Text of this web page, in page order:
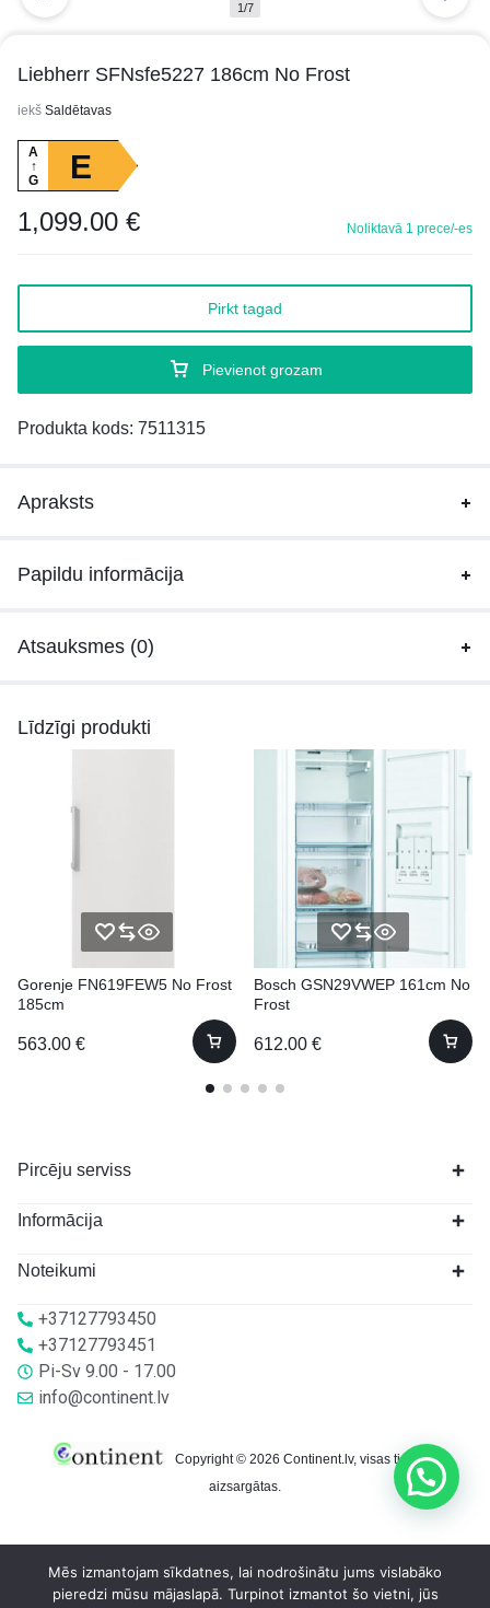
1/7
Liebherr SFNsfe5227 186cm No Frost
iekš Saldētavas
A
↑
G
E
1,099.00 € Noliktavā 1 prece/-es
Pievienot grozam
Pirkt tagad
Produkta kods: 7511315
Apraksts
Papildu informācija
Atsauksmes (0)
Līdzīgi produkti
Gorenje FN619FEW5 No Frost
185cm
563.00 €
Bosch GSN29VWEP 161cm No
Frost
612.00 €
Pircēju serviss
Informācija
Noteikumi
+37127793450
+37127793451
Pi-Sv 9.00 - 17.00
info@continent.lv
Copyright © 2026 Continent.lv, visas tiesības
aizsargātas.
Mēs izmantojam sīkdatnes, lai nodrošinātu jums vislabāko
pieredzi mūsu mājaslapā. Turpinot izmantot šo vietni, jūs